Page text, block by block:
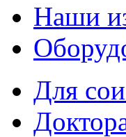
Наши
Для